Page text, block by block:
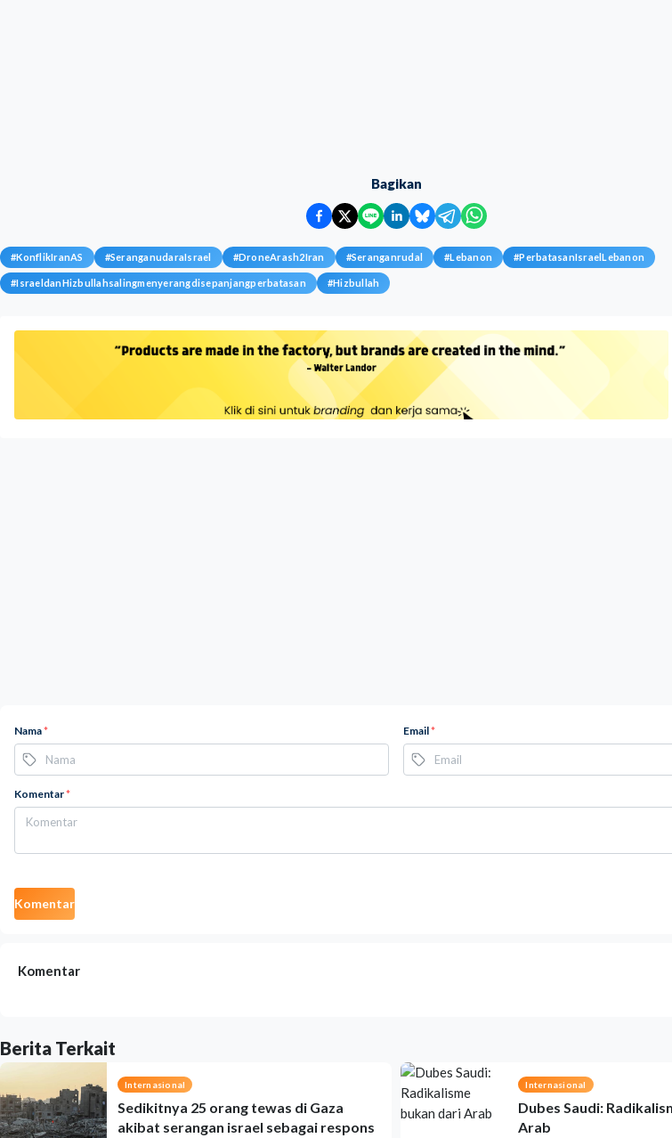
Bagikan
#KonflikIranAS #SeranganudaraIsrael #DroneArash2Iran #Seranganrudal #Lebanon #PerbatasanIsraelLebanon
#IsraeldanHizbullahsalingmenyerangdisepanjangperbatasan #Hizbullah
Nama* Email*
Komentar*
Komentar
Komentar
Berita Terkait
Internasional
Sedikitnya 25 orang tewas di Gaza
akibat serangan israel sebagai respons
Internasional
Dubes Saudi:
Arab